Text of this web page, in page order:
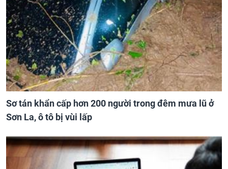
Sơ tán khẩn cấp hơn 200 người trong đêm mưa lũ ở
Sơn La, ô tô bị vùi lấp